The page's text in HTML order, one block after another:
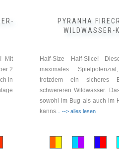
Mit
2
in
PYRANHA
WILDWASSER-
Half-Size Half-Slice!
maximales
trotzdem ein sicheres
schwereren Wildwasser.
sowohl im Bug als auch im
kanns... --> alles lesen